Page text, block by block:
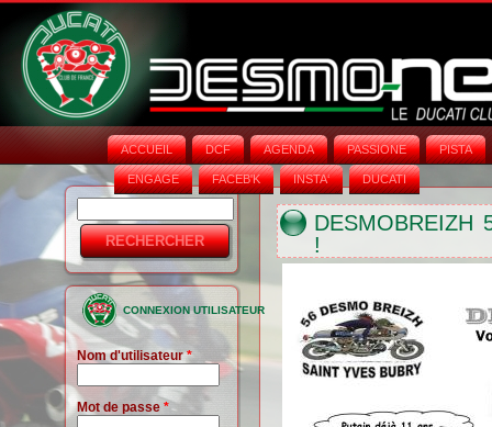
ACCUEIL DCF AGENDA PASSIONE PISTA
ENGAGE FACEB'K INSTA‘ DUCATI
Formulaire
de
recherche
CONNEXION UTILISATEUR
Nom d'utilisateur*
Mot de passe *
DESMOBREIZH
!